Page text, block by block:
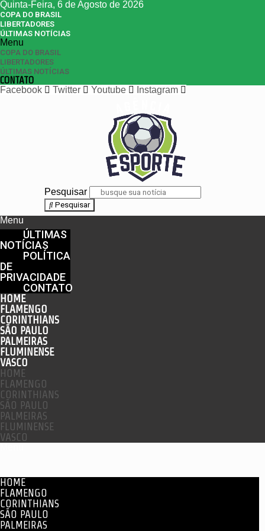
Quinta-Feira, 6 de Agosto de 2026
COPA DO BRASIL
LIBERTADORES
ÚLTIMAS NOTÍCIAS
Menu
COPA DO BRASIL
LIBERTADORES
ÚLTIMAS NOTÍCIAS
CONTATO
Facebook
Twitter Youtube Instagram
Pesquisar
Pesquisar
Menu
ÚLTIMAS
NOTÍCIAS
POLÍTICA
DE
PRIVACIDADE
CONTATO
HOME
FLAMENGO
CORINTHIANS
SÃO PAULO
PALMEIRAS
FLUMINENSE
VASCO
HOME
FLAMENGO
CORINTHIANS
SÃO PAULO
PALMEIRAS
FLUMINENSE
VASCO
HOME
FLAMENGO
CORINTHIANS
SÃO PAULO
PALMEIRAS